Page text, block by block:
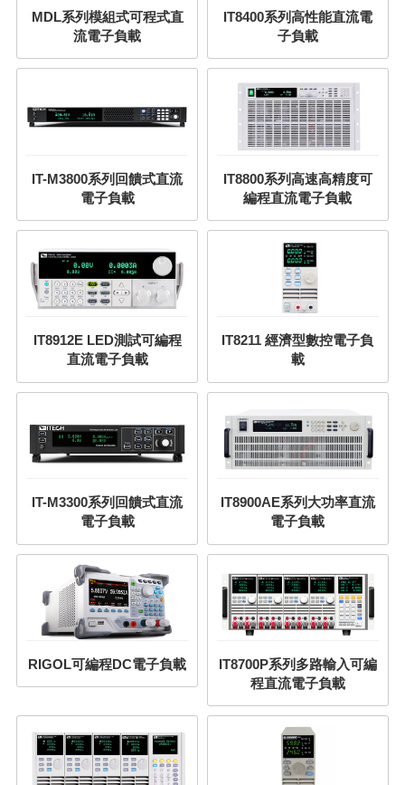
MDL系列模組式可程式直
流電子負載
IT8400系列高性能直流電
子負載
IT-M3800系列回饋式直流
電子負載
IT8800系列高速高精度可
編程直流電子負載
IT8912E LED測試可編程
直流電子負載
IT8211 經濟型數控電子負
載
IT-M3300系列回饋式直流
電子負載
IT8900AE系列大功率直流
電子負載
RIGOL可編程DC電子負載
IT8700P系列多路輸入可編
程直流電子負載